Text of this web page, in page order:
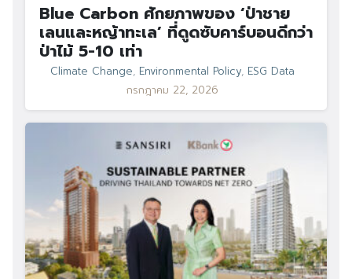
Blue Carbon ศักยภาพของ ‘ป่าชาย
เลนและหญ้าทะเล’ ที่ดูดซับคาร์บอนดีกว่า
ป่าไม้ 5-10 เท่า
Climate Change, Environmental Policy, ESG Data
กรกฎาคม 22, 2026